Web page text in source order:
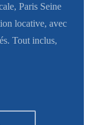
fiscale,
de votre
et des
frais